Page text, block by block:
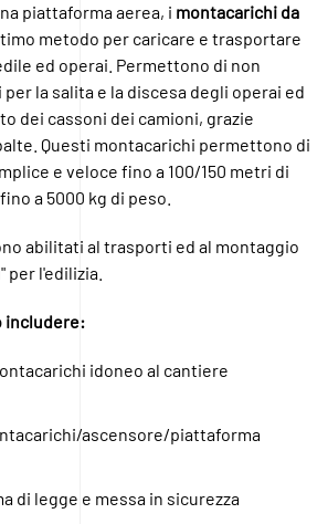
piattaforma aerea, i montacarichi da
metodo per caricare e trasportare
ed operai. Permettono di non
la salita e la discesa degli operai ed
dei cassoni dei camioni, grazie
Questi montacarichi permettono di
e veloce fino a 100/150 metri di
a 5000 kg di peso.
abilitati al trasporti ed al montaggio
per l'edilizia.
includere:
idoneo al cantiere
ascensore/piattaforma
di legge e messa in sicurezza